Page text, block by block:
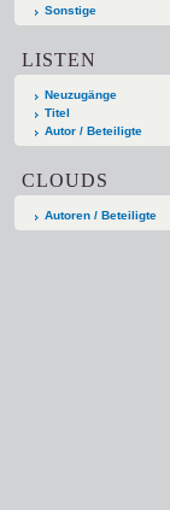
Sonstige
LISTEN
Neuzugänge
Titel
Autor / Beteiligte
CLOUDS
Autoren / Beteiligte